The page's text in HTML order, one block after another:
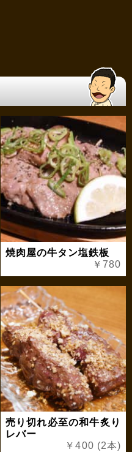
焼肉屋の牛タン塩鉄板
￥780
売り切れ必至の和牛炙り
レバー
￥400 (2本)